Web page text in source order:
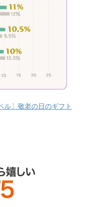
ル〕敬老の日のギフト